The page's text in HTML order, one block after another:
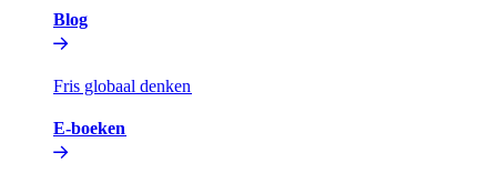
Blog​​
Fris globaal denken​​
E-boeken​​